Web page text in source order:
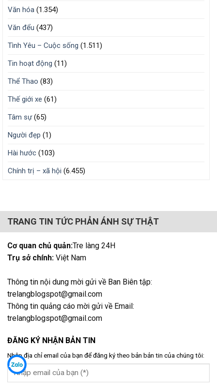
Văn hóa (1.354)
Văn đểu (437)
Tình Yêu – Cuộc sống (1.511)
Tin hoạt động (11)
Thể Thao (83)
Thế giới xe (61)
Tâm sự(65)
Người đẹp (1)
Hài hước (103)
Chính trị – xã hội (6.455)
TRANG TIN TỨC PHẢN ÁNH SỰ THẬT
Cơ quan chủ quản:Tre làng 24H
Trụ sở chính: Việt Nam
Thông tin nội dung mời gửi về Ban Biên tập:
trelangblogspot@gmail.com
Thông tin quảng cáo mời gửi về Email:
trelangblogspot@gmail.com
ĐĂNG KÝ NHẬN BẢN TIN
Nhập địa chỉ email của bạn để đăng ký theo bản bản tin của chúng tôi: